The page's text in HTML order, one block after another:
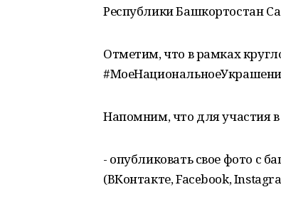
Республики Башкортостан
Отметим, что в рамках
Напомним, что для участия
- опубликовать свое фото с
(ВКонтакте, Facebook,